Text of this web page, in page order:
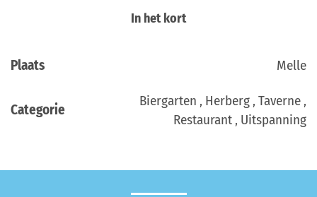
In het kort
Plaats Melle
Categorie
Biergarten , Herberg , Taverne ,
Restaurant , Uitspanning